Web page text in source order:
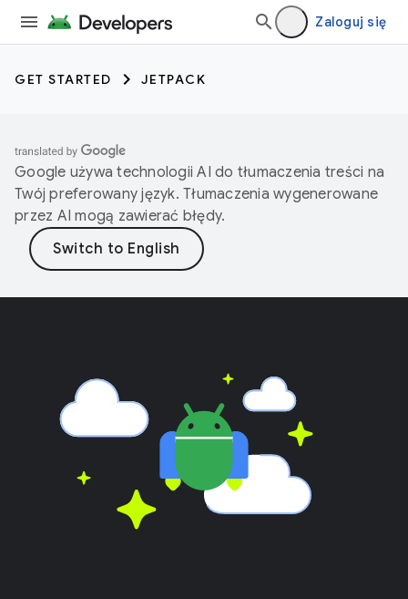
Zaloguj się
GET STARTED JETPACK
Google używa technologii AI do tłumaczenia treści na
Twój preferowany język. Tłumaczenia wygenerowane
przez AI mogą zawierać błędy.